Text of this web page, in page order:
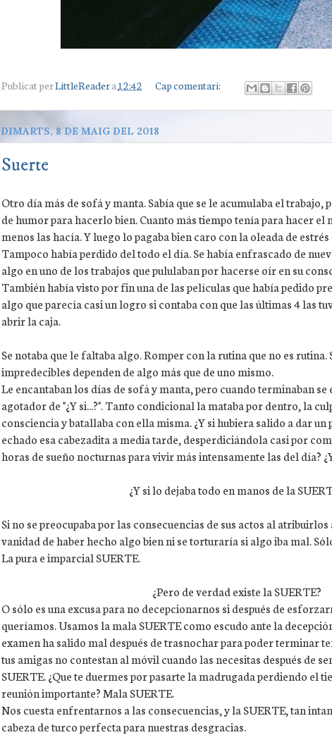
Publicat perLittleReadera12:42 Cap comentari:
DIMARTS, 8 DE MAIG DEL 2018
Suerte
Otro día más de sofá y manta. Sabía que se le acumulaba el trabajo,
de humor para hacerlo bien. Cuanto más tiempo tenía para hacer el
menos las hacía. Y luego lo pagaba bien caro con la oleada de
Tampoco había perdido del todo el día. Se había enfrascado de
algo en uno de los trabajos que pululaban por hacerse oír en su
También había visto por fin una de las películas que había pedido
algo que parecía casi un logro si contaba con que las últimas 4 las
abrir la caja.
Se notaba que le faltaba algo. Romper con la rutina que no es rutina.
impredecibles dependen de algo más que de uno mismo.
Le encantaban los días de sofá y manta, pero cuando terminaban se
agotador de "¿Y si...?". Tanto condicional la mataba por dentro, la
consciencia y batallaba con ella misma. ¿Y si hubiera salido a dar un
echado esa cabezadita a media tarde, desperdiciándola casi por
horas de sueño nocturnas para vivir más intensamente las del día?
¿Y si lo dejaba todo en manos de la
Si no se preocupaba por las consecuencias de sus actos al
vanidad de haber hecho algo bien ni se torturaría si algo iba mal.
La pura e imparcial SUERTE.
¿Pero de verdad existe la SUERTE?
O sólo es una excusa para no decepcionarnos si después de
queríamos. Usamos la mala SUERTE como escudo ante la
examen ha salido mal después de trasnochar para poder terminar
tus amigas no contestan al móvil cuando las necesitas después de
SUERTE. ¿Que te duermes por pasarte la madrugada perdiendo el
reunión importante? Mala SUERTE.
Nos cuesta enfrentarnos a las consecuencias, y la SUERTE, tan
cabeza de turco perfecta para nuestras desgracias.